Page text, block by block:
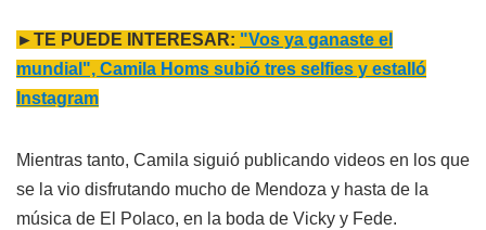
►TE PUEDE INTERESAR: "Vos ya ganaste el
mundial", Camila Homs subió tres selfies y estalló
Instagram
Mientras tanto, Camila siguió publicando videos en los que
se la vio disfrutando mucho de Mendoza y hasta de la
música de El Polaco, en la boda de Vicky y Fede.